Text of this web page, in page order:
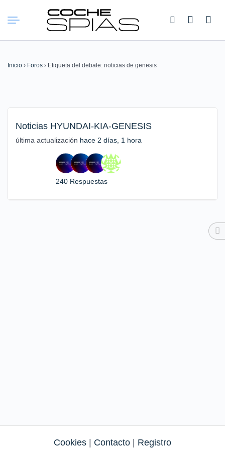
Buscar:
Inicio › Foros › Etiqueta del debate: noticias de genesis
Noticias HYUNDAI-KIA-GENESIS
última actualización hace 2 días, 1 hora
240 Respuestas
Cookies Contacto Registro